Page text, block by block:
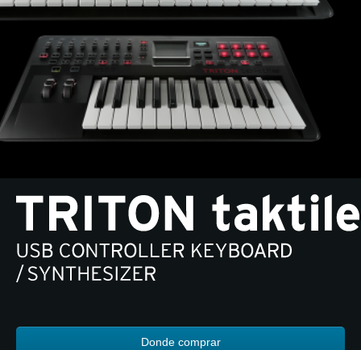
Características
Eventos
Soporte
Noticias
Ubicación
Redes Sociales
Donde comprar